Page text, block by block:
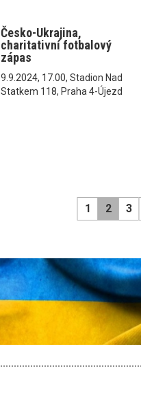
Česko-Ukrajina,
charitativní fotbalový
zápas
9.9.2024, 17.00, Stadion Nad
Statkem 118, Praha 4-Újezd
1 2 3